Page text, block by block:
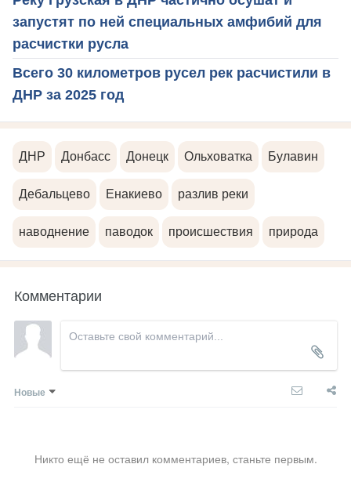
запустят по ней специальных амфибий для
расчистки русла
Всего 30 километров русел рек расчистили в
ДНР за 2025 год
ДНР Донбасс Донецк Ольховатка Булавин
Дебальцево Енакиево разлив реки
наводнение паводок происшествия природа
Комментарии
Новые
Никто ещё не оставил комментариев, станьте первым.